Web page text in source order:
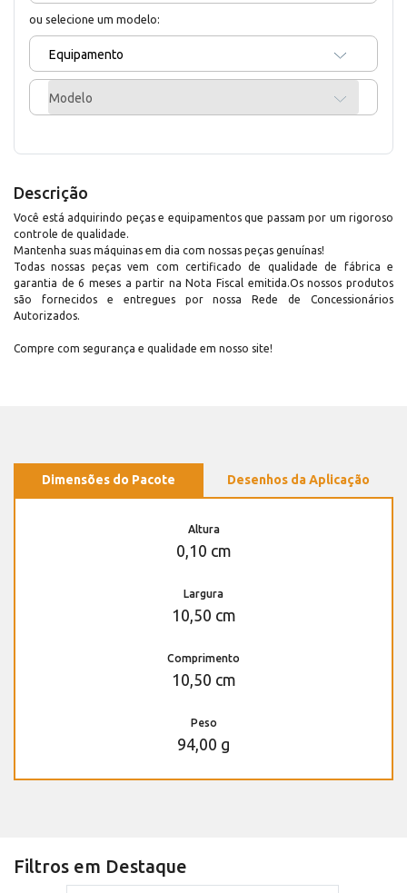
ou selecione um modelo:
Equipamento
Modelo
Descrição
Você está adquirindo peças e equipamentos que passam por um rigoroso
controle de qualidade.
Mantenha suas máquinas em dia com nossas peças genuínas!
Todas nossas peças vem com certificado de qualidade de fábrica e
garantia de 6 meses a partir na Nota Fiscal emitida.Os nossos produtos
são fornecidos e entregues por nossa Rede de Concessionários
Autorizados.
Compre com segurança e qualidade em nosso site!
Dimensões do Pacote Desenhos da Aplicação
Altura
0,10 cm
Largura
10,50 cm
Comprimento
10,50 cm
Peso
94,00 g
Filtros em Destaque